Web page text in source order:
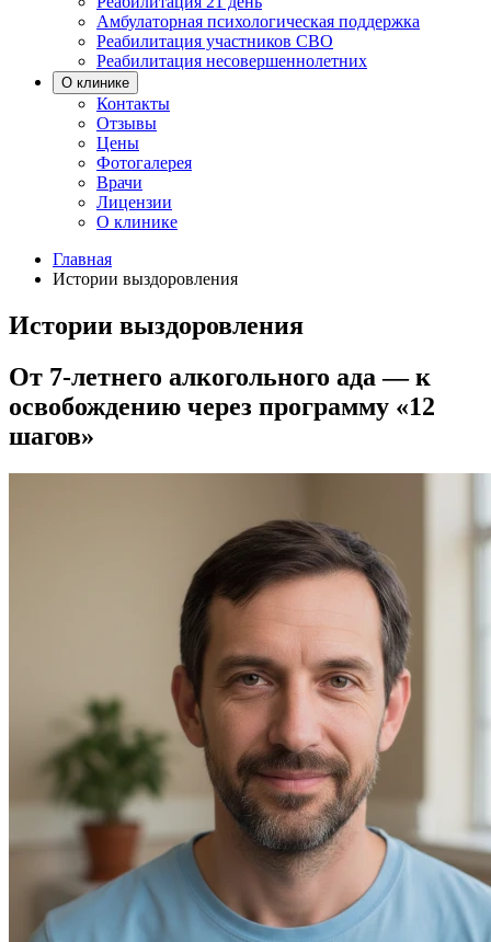
Амбулаторная психологическая поддержка
Реабилитация участников СВО
Реабилитация несовершеннолетних
О клинике
Контакты
Отзывы
Цены
Фотогалерея
Врачи
Лицензии
О клинике
Главная
Истории выздоровления
Истории выздоровления
От 7-летнего алкогольного ада — к
освобождению через программу «12
шагов»